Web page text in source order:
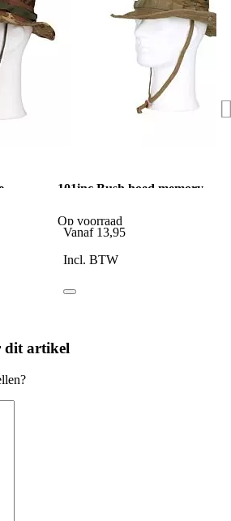
101inc Bush hoed memory
Op voorraad
Vanaf 13,95
Incl. BTW
dit artikel